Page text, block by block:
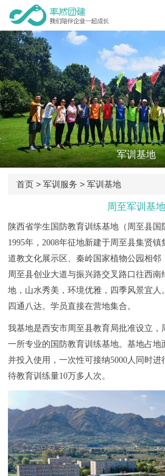
首页
服务项目
团建服务
团建基地
团建目的
客户案例
率然优势
团建课堂
关于我们
联系我们
军训基地
首页> 军训服务 > 军训基地
周至军训基地
陕西省学生国防教育训练基地（周至县
1995年，2008年征地新建于周至县集贤
道教文化展示区、秦岭国家植物公园相
周至县创业大道与振兴路交叉路口往西南
地，山水秀美，环境优雅，四季风景宜人
四通八达。学员直接在营地集合。
我基地是西安市周至县教育局批准设立，
一所专业的国防教育训练基地。基地占地
并投入使用，一次性可接纳5000人同时
待教育训练量10万多人次。